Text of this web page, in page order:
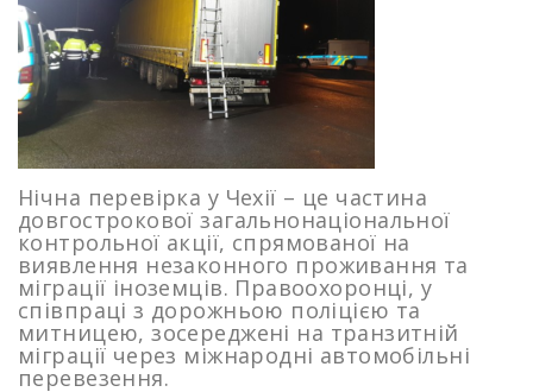
Нічна перевірка у Чехії – це частина
довгострокової загальнонаціональної
контрольної акції, спрямованої на
виявлення незаконного проживання та
міграції іноземців. Правоохоронці, у
співпраці з дорожньою поліцією та
митницею, зосереджені на транзитній
міграції через міжнародні автомобільні
перевезення.